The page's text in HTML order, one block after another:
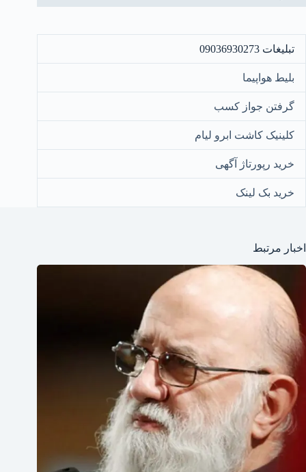
تبلیغات 09036930273
بلیط هواپیما
گرفتن جواز کسب
کلینیک کاشت ابرو لیام
خرید رپورتاژ آگهی
خرید بک لینک
اخبار مرتبط